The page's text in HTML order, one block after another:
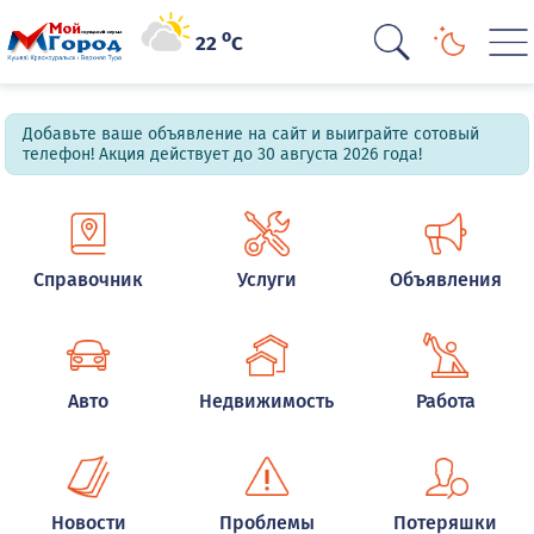
22oC
Добавьте ваше объявление на сайт и выиграйте сотовый
телефон! Акция действует до 30 августа 2026 года!
Справочник Услуги Объявления
Авто Недвижимость Работа
Новости Проблемы Потеряшки